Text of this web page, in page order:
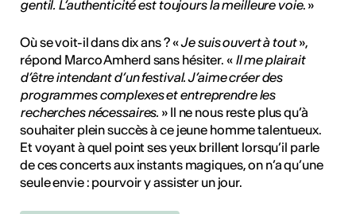
gentil. L’authenticité est toujours la meilleure voie. »
Où se voit-il dans dix ans ? «Je suis ouvert à tout»,
répond Marco Amherd sans hésiter. « Il me plairait
d’être intendant d’un festival. J’aime créer des
programmes complexes et entreprendre les
recherches nécessaires. » Il ne nous reste plus qu’à
souhaiter plein succès à ce jeune homme talentueux.
Et voyant à quel point ses yeux brillent lorsqu’il parle
de ces concerts aux instants magiques, on n’a qu’une
seule envie : pourvoir y assister un jour.